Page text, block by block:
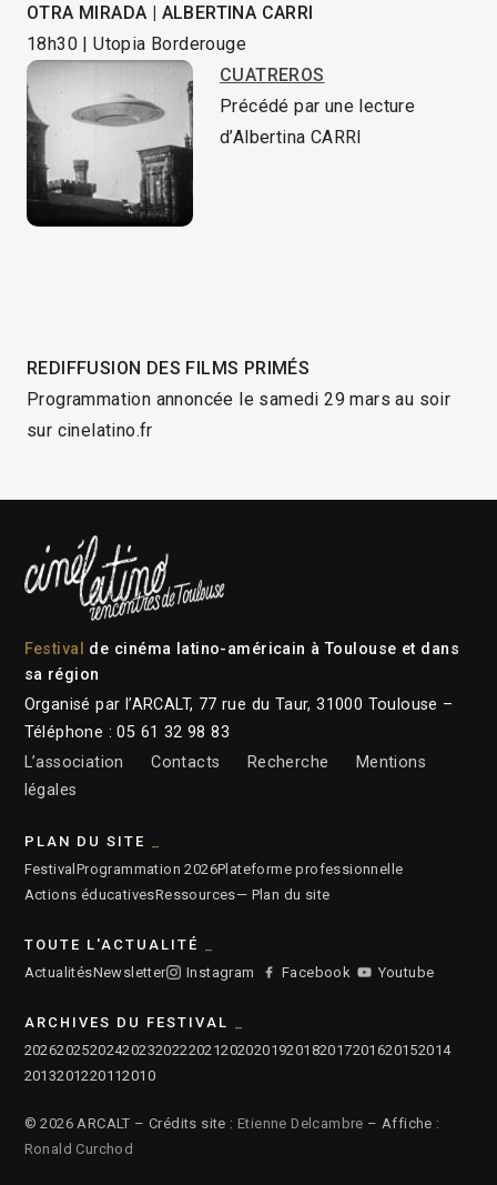
OTRA MIRADA | ALBERTINA CARRI
18h30 | Utopia Borderouge
CUATREROS
Précédé par une lecture
d’Albertina CARRI
REDIFFUSION DES FILMS PRIMÉS
Programmation annoncée le samedi 29 mars au soir
sur cinelatino.fr
Festival
de cinéma latino-américain à Toulouse et dans
sa région
Organisé par l’ARCALT, 77 rue du Taur, 31000 Toulouse –
Téléphone : 05 61 32 98 83
L’association
Contacts Recherche
Mentions
légales
PLAN DU SITE
Festival Programmation 2026Plateforme professionnelle
Actions éducativesRessources— Plan du site
TOUTE L'ACTUALITÉ
ActualitésNewsletter Instagram Facebook Youtube
ARCHIVES DU FESTIVAL
2026202520242023202220212020201920182017201620152014
2013201220112010
© 2026 ARCALT – Crédits site : Etienne Delcambre – Affiche :
Ronald Curchod